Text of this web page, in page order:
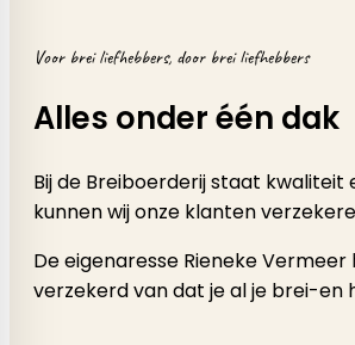
Voor brei liefhebbers, door brei liefhebbers
Alles onder één dak
Bij de Breiboerderij staat
kunnen wij onze klanten
De eigenaresse Rieneke
verzekerd van dat je al je brei-en